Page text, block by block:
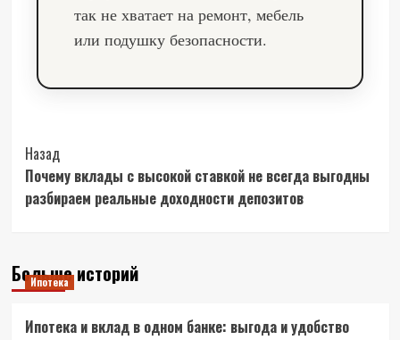
так не хватает на ремонт, мебель
или подушку безопасности.
Post
Navigation
Назад
Почему вклады с высокой ставкой не всегда выгодны
разбираем реальные доходности депозитов
Больше историй
Ипотека
Ипотека и вклад в одном банке: выгода и удобство